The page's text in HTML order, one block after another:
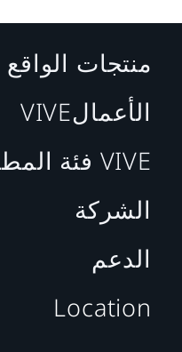
منتجات
الأعمالVIVE
VIVE فئة المطوريين
الشركة
الدعم
Location